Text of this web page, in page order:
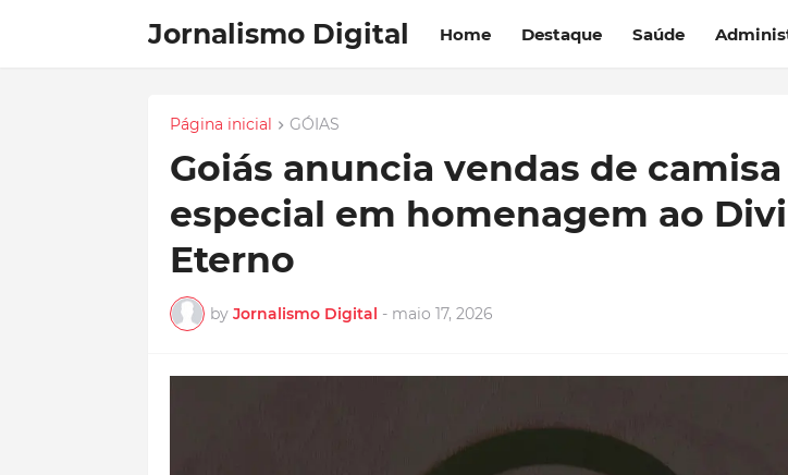
Jornalismo Digital Home Destaque Saúde
Página inicial GÓIAS
Goiás anuncia vendas de camisa
especial em homenagem ao
Eterno
by Jornalismo Digital - maio 17, 2026